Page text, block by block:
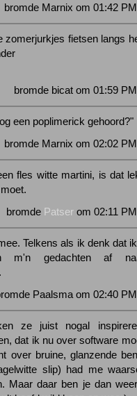
bromde Marnix om 01:42
zomerjurkjes fietsen langs
bromde bicat om 01:59
een poplimerick gehoord?"
bromde Marnix om 02:02
fles witte martini, is dat
bromde Patser om 02:11
Telkens als ik denk dat
m'n gedachten af
Paalsma om 02:40
ze juist nogal
dat ik nu over software
over bruine, glanzende
slip) had me
Maar daar ben je dan